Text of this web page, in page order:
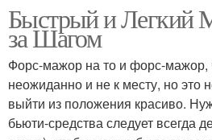
Быстрый и Легкий
за Шагом
Форс-мажор на то и форс-мажор,
неожиданно и не к месту, но это
выйти из положения красиво.
бьюти-средства следует всегда